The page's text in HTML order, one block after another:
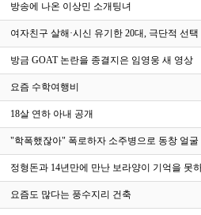
방송에 나온 이상민 소개팅녀
여자친구 살해·시신 유기한 20대, 극단적 선
방금 GOAT 논란을 종결지은 임영웅 새 영상
요즘 수학여행비
18살 연하 아내 공개
"학폭했잖아" 폭로하자 소주병으로 동창 얼
정형돈과 14년만에 만난 보라양이 기억을 못
요즘도 많다는 풍수지리 건축